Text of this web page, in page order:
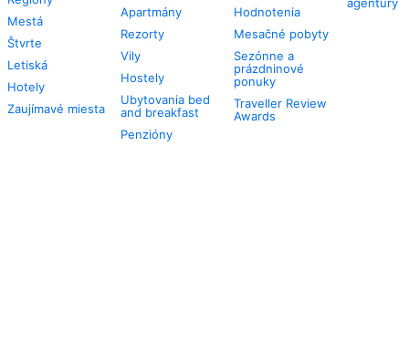
Mestá
Štvrte
Letiská
Hotely
Zaujímavé miesta
Apartmány
Rezorty
Vily
Hostely
Ubytovania bed
and breakfast
Penzióny
Hodnotenia
Mesačné pobyty
Sezónne a
prázdninové
ponuky
Traveller Review
Awards